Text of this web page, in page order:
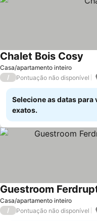
Casa/apartamento inteiro
Chalet Bois Cosy
/ Pontuação não disponível
Selecione as datas para
exatos.
Casa/apartamento inteiro
Guestroom
/ Pontuação não disponível